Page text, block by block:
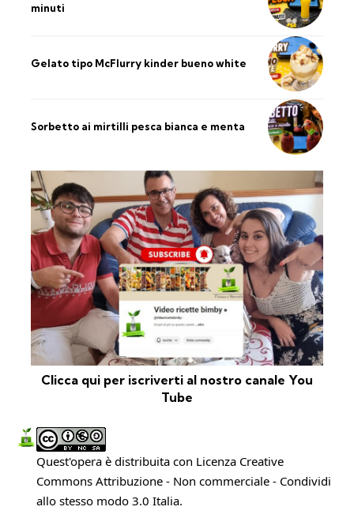
minuti
Gelato tipo McFlurry kinder bueno white
Sorbetto ai mirtilli pesca bianca e menta
Clicca qui per iscriverti al nostro canale You
Tube
Quest'opera è distribuita con Licenza Creative
Commons Attribuzione - Non commerciale - Condividi
allo stesso modo 3.0 Italia.